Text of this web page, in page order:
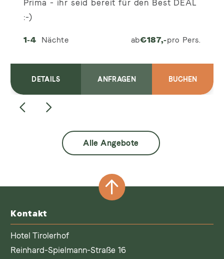
Prima - ihr seid bereit für den Best DEAL
:-)
1-4 Nächte ab€187,-pro Pers.
DETAILS BUCHEN
ANFRAGEN
Alle Angebote
Kontakt
Hotel Tirolerhof
Reinhard-Spielmann-Straße 16